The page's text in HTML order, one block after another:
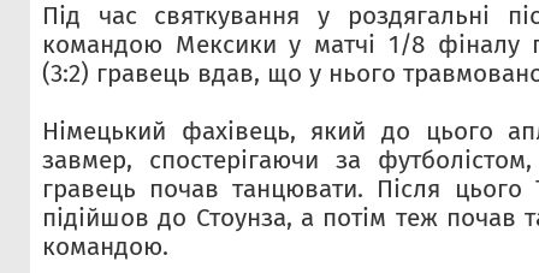
Під час святкування у роздягальні
командою Мексики у матчі 1/8 фіналу
(3:2) гравець вдав, що у нього
Німецький фахівець, який до цього
завмер, спостерігаючи за
гравець почав танцювати. Після цього
підійшов до Стоунза, а потім теж почав
командою.